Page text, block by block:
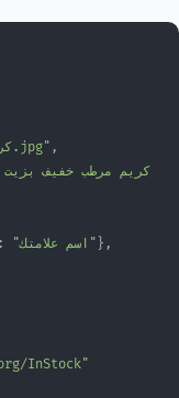
"https://متجرك.com/img/كريم.jpg" ,
: "اسم علامتك" },
InStock"